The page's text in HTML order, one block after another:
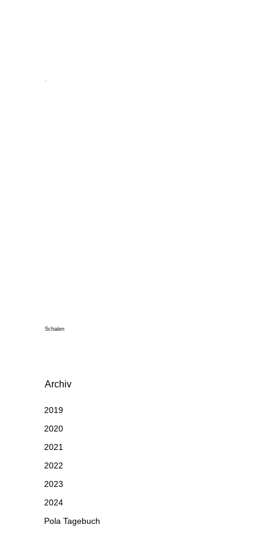
Schalen
Archiv
2019
2020
2021
2022
2023
2024
Pola Tagebuch